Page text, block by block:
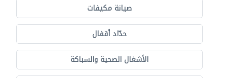
صيانة مكيفات
حدّاد أقفال
الأشغال الصحية والسباكة